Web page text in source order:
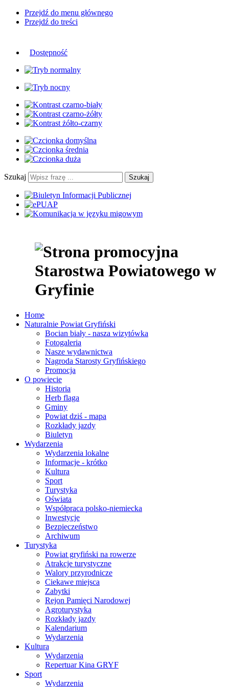
Przejdź do menu głównego
Przejdź do treści
Dostępność
Szukaj Szukaj
Home
Naturalnie Powiat Gryfiński
Bocian biały - nasza wizytówka
Fotogaleria
Nasze wydawnictwa
Nagroda Starosty Gryfińskiego
Promocja
O powiecie
Historia
Herb flaga
Gminy
Powiat dziś - mapa
Rozkłady jazdy
Biuletyn
Wydarzenia
Wydarzenia lokalne
Informacje - krótko
Kultura
Sport
Turystyka
Oświata
Współpraca polsko-niemiecka
Inwestycje
Bezpieczeństwo
Archiwum
Turystyka
Powiat gryfiński na rowerze
Atrakcje turystyczne
Walory przyrodnicze
Ciekawe miejsca
Zabytki
Rejon Pamięci Narodowej
Agroturystyka
Rozkłady jazdy
Kalendarium
Wydarzenia
Kultura
Wydarzenia
Repertuar Kina GRYF
Sport
Wydarzenia